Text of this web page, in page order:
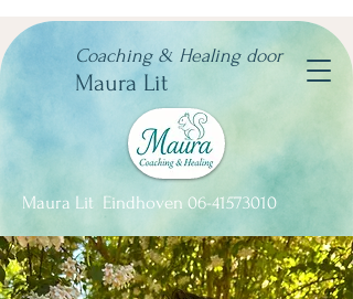
Coaching & Healing door
Maura Lit
​Maura Lit Eindhoven 06-41573010